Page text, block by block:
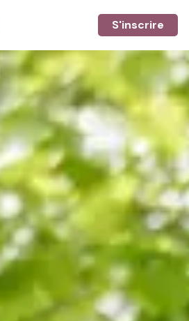
S'inscrire